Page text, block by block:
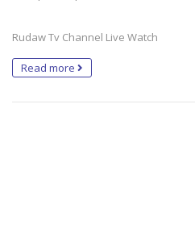
Rudaw Tv Channel Live Watch
Read more